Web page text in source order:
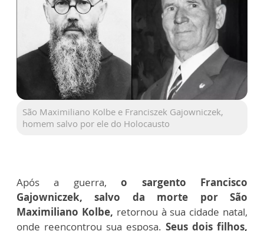
São Maximiliano Kolbe e Franciszek Gajowniczek,
homem salvo por ele do Holocausto
Após a guerra,o sargento Francisco
Gajowniczek, salvo da morte por São
Maximiliano Kolbe, retornou à sua cidade natal,
onde reencontrou sua esposa. Seus dois filhos,